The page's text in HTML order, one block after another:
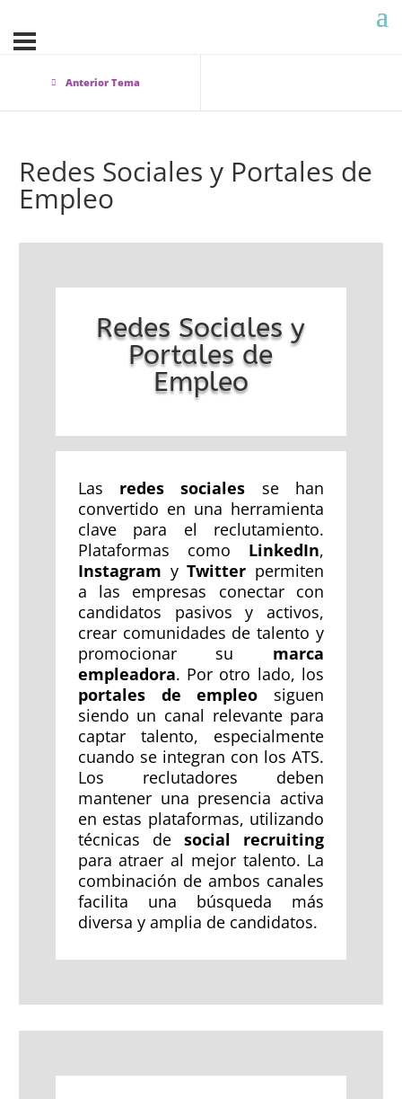
Anterior Tema
Redes Sociales y Portales de
Empleo
Redes Sociales y
Portales de
Empleo
Las redes sociales se han
convertido en una herramienta
clave para el reclutamiento.
Plataformas como LinkedIn,
Instagram yTwitter permiten
a las empresas conectar con
candidatos pasivos y activos,
crear comunidades de talento y
promocionar su marca
empleadora. Por otro lado, los
portales de empleo siguen
siendo un canal relevante para
captar talento, especialmente
cuando se integran con los ATS.
Los reclutadores deben
mantener una presencia activa
en estas plataformas, utilizando
técnicas desocial recruiting
para atraer al mejor talento. La
combinación de ambos canales
facilita una búsqueda más
diversa y amplia de candidatos.